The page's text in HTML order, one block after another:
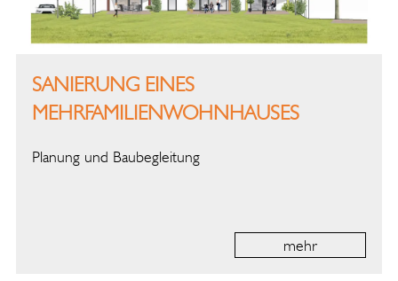
SANIERUNG EINES
MEHRFAMILIENWOHNHAUSES
Planung und Baubegleitung
mehr